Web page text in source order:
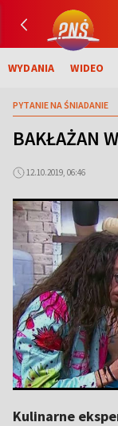
WYDANIA WIDEO
PYTANIE NA ŚNIADANIE
BAKŁAŻAN
12.10.2019, 06:46
Kulinarne